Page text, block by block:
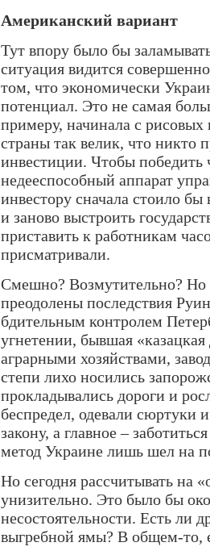
Американский вариант
Тут впору было бы
ситуация видится
том, что экономически
потенциал. Это не самая
примеру, начинала с
страны так велик, что никто
инвестиции. Чтобы
недееспособный аппарат
инвестору сначала стоило
и заново выстроить
приставить к работникам
присматривали.
Смешно? Возмутительно?
преодолены последствия
бдительным контролем
угнетении, бывшая
аграрными хозяйствами,
степи лихо носились
прокладывались дороги и
беспредел, одевали сюртуки
закону, а главное –
метод Украине лишь шел на
Но сегодня рассчитывать на
унизительно. Это было бы
несостоятельности. Есть ли
выгребной ямы? В общем-то,